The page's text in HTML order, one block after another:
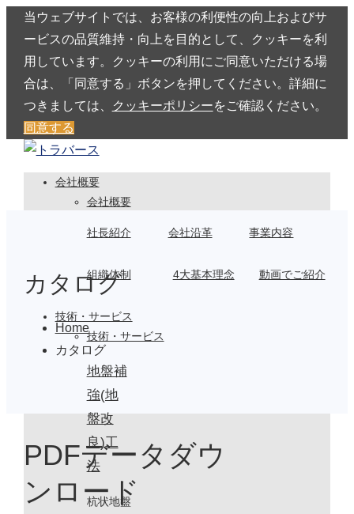
当ウェブサイトでは、お客様の利便性の向上およびサ
ービスの品質維持・向上を目的として、クッキーを利
用しています。クッキーの利用にご同意いただける場
合は、「同意する」ボタンを押してください。詳細に
つきましては、
クッキーポリシーをご確認ください。
同意する
会社概要
会社概要
社長紹介 会社沿革 事業内容
組織体制 4大基本理念 動画でご紹介
技術・サービス
技術・サービス
地盤補
強(地
盤改
良)工
法
杭状地盤
カタログ
Home
カタログ
PDFデータダウ
ンロード